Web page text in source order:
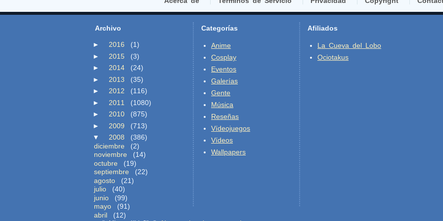
Archivo
► 2016
(1)
►
2015
(3)
►
2014
(24)
►
2013
(35)
►
2012
(116)
►
2011
(1080)
►
2010
(875)
►
2009
(713)
▼
2008
(386)
diciembre
(2)
noviembre
(14)
octubre
(19)
septiembre
(22)
agosto
(21)
julio
(40)
junio
(99)
mayo
(91)
abril
(12)
Categorías
Anime
Cosplay
Eventos
Galerías
Gente
Música
Reseñas
Vídeojuegos
Vídeos
Wallpapers
Afiliados
La Cueva del Lobo
Ociotakus